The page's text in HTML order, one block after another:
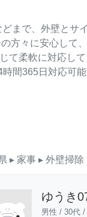
まで、外壁とサ
方々に安心して
て柔軟に対応し
間365日対応可能
▸ 家事 ▸ 外壁掃除
ゆうき
男性 / 30代 /